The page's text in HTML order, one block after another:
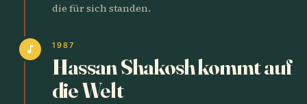
die für sich standen.
music_note 1987
Hassan Shakosh kommt auf
die Welt